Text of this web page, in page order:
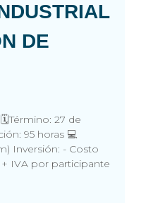
DE
27 de
95 horas 💻
Inversión: - Costo
+ IVA por participante